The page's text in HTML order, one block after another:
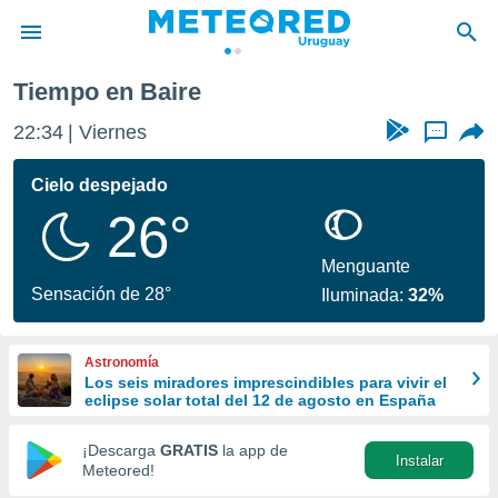
de
ha
calidad.
a este
las
y
forma
digital
basada
Tiempo en Baire
22:34 Viernes ...
Cielo despejado
26°
Sensación de 28°
Menguante
Iluminada:32%
Astronomía
Los seis miradores imprescindibles para vivir el
eclipse solar total del 12 de agosto en España
¡Descarga GRATIS la app de
Meteored!
Instalar